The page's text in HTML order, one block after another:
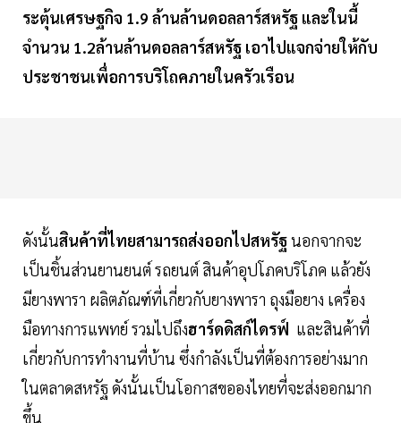
ระตุ้นเศรษฐกิจ 1.9 ล้านล้านดอลลาร์สหรัฐ และในนี้
จำนวน 1.2ล้านล้านดอลลาร์สหรัฐ เอาไปแจกจ่ายให้กับ
ประชาชนเพื่อการบริโถคภายในครัวเรือน
ดังนั้นสินค้าที่ไทยสามารถส่งออกไปสหรัฐนอกจากจะ
เป็นชิ้นส่วนยานยนต์ รถยนต์ สินค้าอุปโภคบริโภค แล้วยัง
มียางพารา ผลิตภัณฑ์ที่เกี่ยวกับยางพารา ถุงมือยาง เครื่อง
มือทางการแพทย์ รวมไปถึงฮาร์ดดิสก์ไดรฟ์ และสินค้าที่
เกี่ยวกับการทำงานที่บ้าน ซึ่งกำลังเป็นที่ต้องการอย่างมาก
ในตลาดสหรัฐ ดังนั้นเป็นโอกาสขอองไทยที่จะส่งออกมาก
ขึ้น